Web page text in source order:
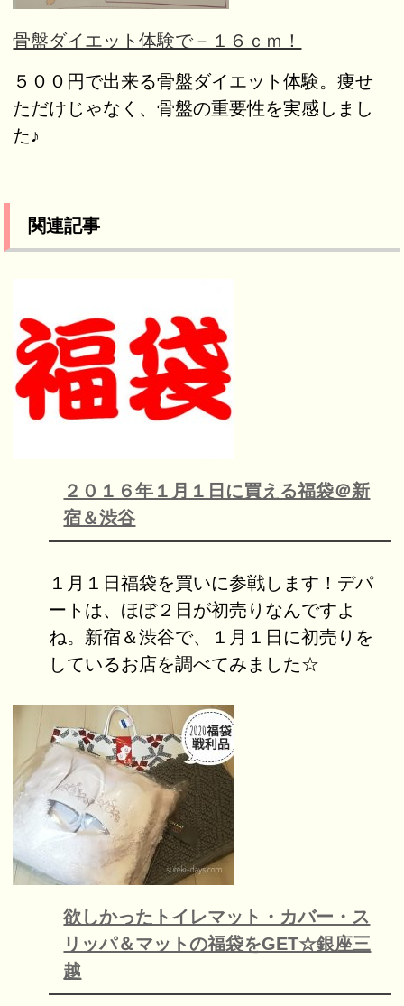
骨盤ダイエット体験で－１６ｃｍ！
５００円で出来る骨盤ダイエット体験。痩せ
ただけじゃなく、骨盤の重要性を実感しまし
た♪
関連記事
２０１６年１月１日に買える福袋＠新
宿＆渋谷
１月１日福袋を買いに参戦します！デパ
ートは、ほぼ２日が初売りなんですよ
ね。新宿＆渋谷で、１月１日に初売りを
しているお店を調べてみました☆
欲しかったトイレマット・カバー・ス
リッパ＆マットの福袋をGET☆銀座三
越